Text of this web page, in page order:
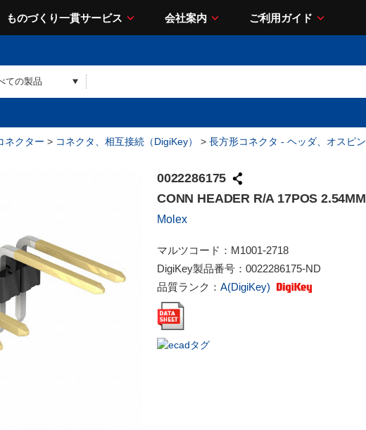
ものづくり一貫サービス 会社案内 ご利用ガイド
ネクター > コネクタ、相互接続（DigiKey） > 長方形コネクタ - ヘッダ、オスピン
0022286175
CONN HEADER R/A 17POS 2.54MM
Molex
マルツコード： M1001-2718
DigiKey製品番号： 0022286175-ND
品質ランク： A(DigiKey)